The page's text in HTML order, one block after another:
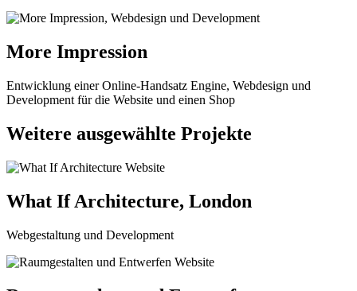
More Impression
Entwicklung einer Online-Handsatz Engine, Webdesign und
Development für die Website und einen Shop
Weitere ausgewählte Projekte
What If Architecture, London
Webgestaltung und Development